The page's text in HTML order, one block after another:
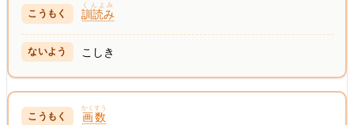
訓読み
くんよみ
こしき
画数
かくすう